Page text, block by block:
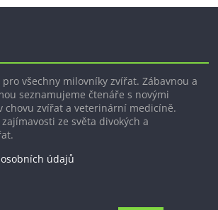
všechny milovníky zvířat. Zábavnou a
seznamujeme čtenáře s novými
chovu zvířat a veterinární medicíně.
ze světa divokých a
údajů